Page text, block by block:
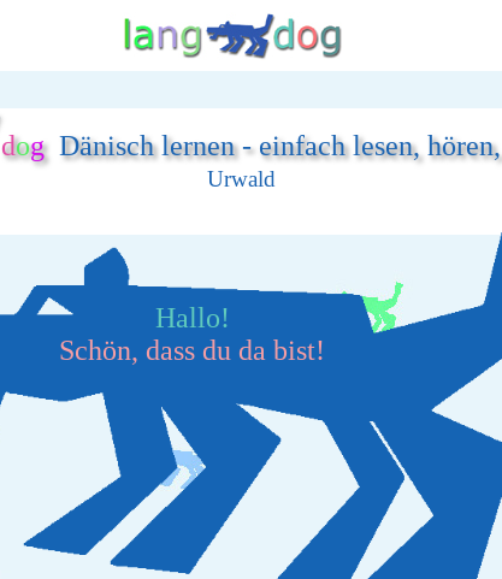
dogDänisch lernen - einfach lesen,
Urwald
Hallo!
Schön, dass du da bist!